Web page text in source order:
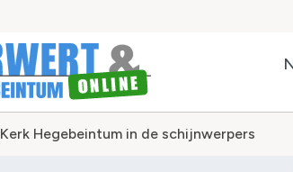
Kerk Hegebeintum in de schijnwerpers